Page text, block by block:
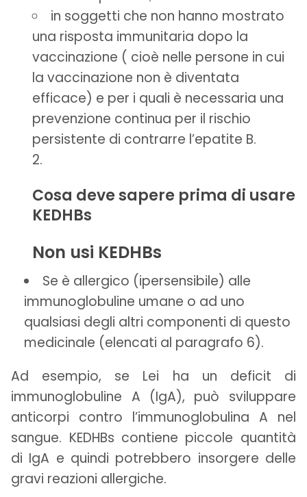
in soggetti che non hanno mostrato
una risposta immunitaria dopo la
vaccinazione ( cioè nelle persone in cui
la vaccinazione non è diventata
efficace) e per i quali è necessaria una
prevenzione continua per il rischio
persistente di contrarre l’epatite B.
Cosa deve sapere prima di usare
KEDHBs
Non usi KEDHBs
Se è allergico (ipersensibile) alle
immunoglobuline umane o ad uno
qualsiasi degli altri componenti di questo
medicinale (elencati al paragrafo 6).
Ad esempio, se Lei ha un deficit di
immunoglobuline A (IgA), può sviluppare
anticorpi contro l’immunoglobulina A nel
sangue. KEDHBs contiene piccole quantità
di IgA e quindi potrebbero insorgere delle
gravi reazioni allergiche.